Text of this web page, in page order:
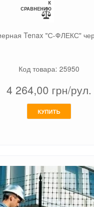
К
СРАВНЕНИЮ
Tenax "С-ФЛЕКС"
Код товара: 25950
4 264,00 грн/рул.
КУПИТЬ